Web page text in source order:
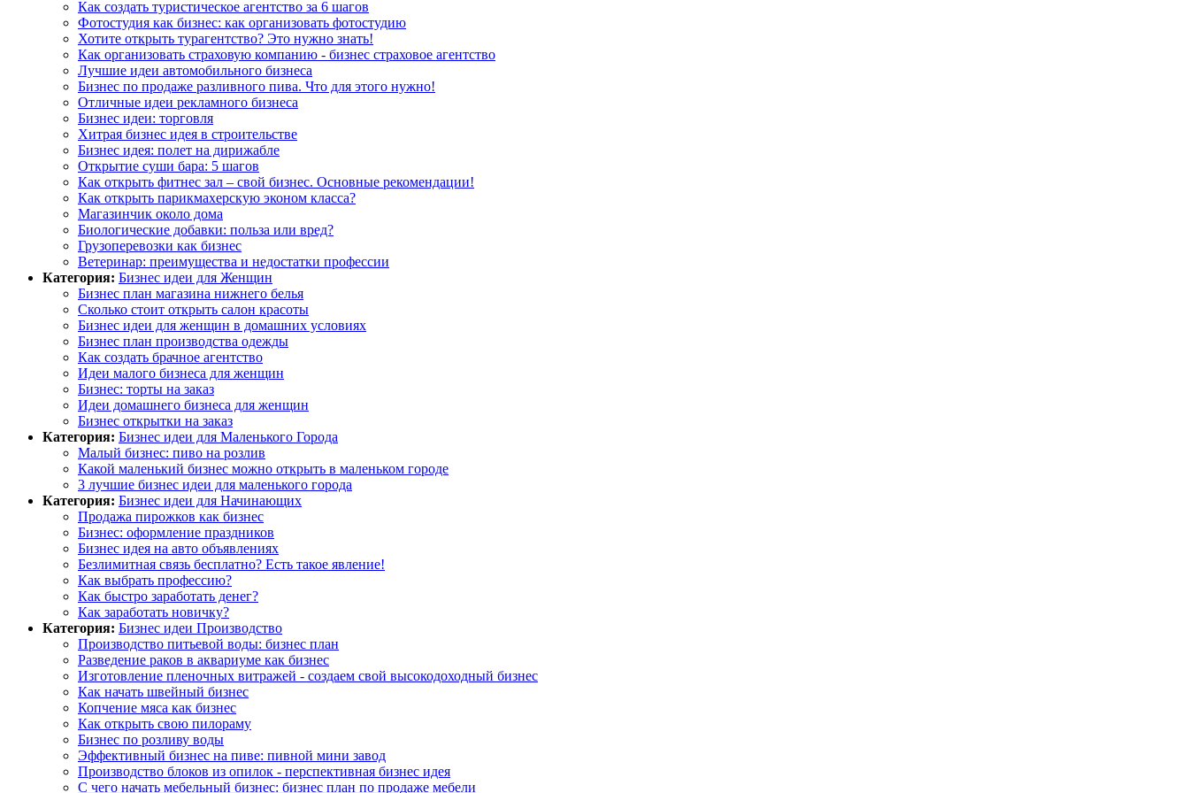
Как создать туристическое агентство за 6 шагов
Фотостудия как бизнес: как организовать фотостудию
Хотите открыть турагентство? Это нужно знать!
Как организовать страховую компанию - бизнес страховое агентство
Лучшие идеи автомобильного бизнеса
Бизнес по продаже разливного пива. Что для этого нужно!
Отличные идеи рекламного бизнеса
Бизнес идеи: торговля
Хитрая бизнес идея в строительстве
Бизнес идея: полет на дирижабле
Открытие суши бара: 5 шагов
Как открыть фитнес зал – свой бизнес. Основные рекомендации!
Как открыть парикмахерскую эконом класса?
Магазинчик около дома
Биологические добавки: польза или вред?
Грузоперевозки как бизнес
Ветеринар: преимущества и недостатки профессии
Категория: Бизнес идеи для Женщин
Бизнес план магазина нижнего белья
Сколько стоит открыть салон красоты
Бизнес идеи для женщин в домашних условиях
Бизнес план производства одежды
Как создать брачное агентство
Идеи малого бизнеса для женщин
Бизнес: торты на заказ
Идеи домашнего бизнеса для женщин
Бизнес открытки на заказ
Категория: Бизнес идеи для Маленького Города
Малый бизнес: пиво на розлив
Какой маленький бизнес можно открыть в маленьком городе
3 лучшие бизнес идеи для маленького города
Категория: Бизнес идеи для Начинающих
Продажа пирожков как бизнес
Бизнес: оформление праздников
Бизнес идея на авто объявлениях
Безлимитная связь бесплатно? Есть такое явление!
Как выбрать профессию?
Как быстро заработать денег?
Как заработать новичку?
Категория: Бизнес идеи Производство
Производство питьевой воды: бизнес план
Разведение раков в аквариуме как бизнес
Изготовление пленочных витражей - создаем свой высокодоходный бизнес
Как начать швейный бизнес
Копчение мяса как бизнес
Как открыть свою пилораму
Бизнес по розливу воды
Эффективный бизнес на пиве: пивной мини завод
Производство блоков из опилок - перспективная бизнес идея
С чего начать мебельный бизнес: бизнес план по продаже мебели